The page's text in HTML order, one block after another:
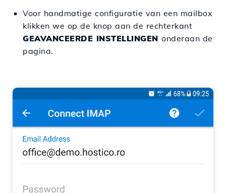
Voor handmatige configuratie van een mailbox
klikken we op de knop aan de rechterkant
GEAVANCEERDE INSTELLINGEN onderaan de
pagina.